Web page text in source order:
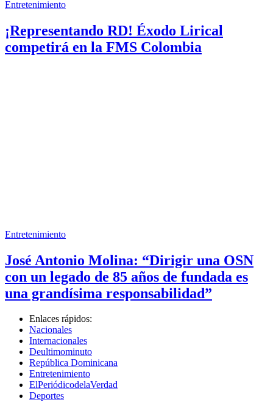
Entretenimiento
¡Representando RD! Éxodo Lirical
competirá en la FMS Colombia
Entretenimiento
José Antonio Molina: “Dirigir una OSN
con un legado de 85 años de fundada es
una grandísima responsabilidad”
Enlaces rápidos:
Nacionales
Internacionales
Deultimominuto
República Dominicana
Entretenimiento
ElPeriódicodelaVerdad
Deportes